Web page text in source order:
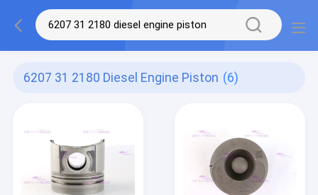
6207 31 2180 Diesel Engine Piston (6)